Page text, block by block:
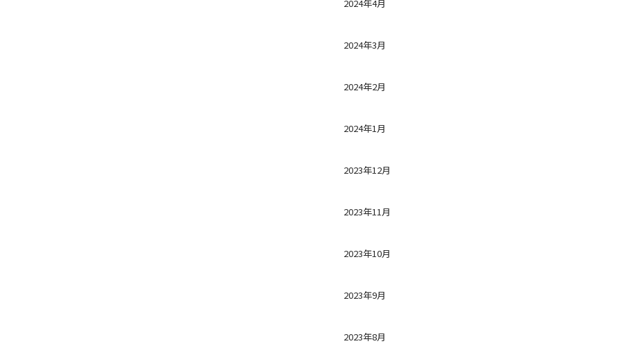
2024年4月
2024年3月
2024年2月
2024年1月
2023年12月
2023年11月
2023年10月
2023年9月
2023年8月